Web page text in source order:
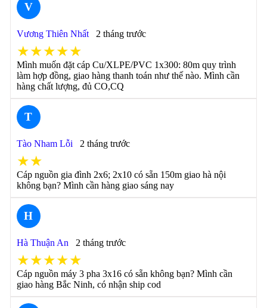
V
Vương Thiên Nhất 2 tháng trước
★★★★★
Mình muốn đặt cáp Cu/XLPE/PVC 1x300: 80m quy trình
làm hợp đồng, giao hàng thanh toán như thế nào. Mình cần
hàng chất lượng, đủ CO,CQ
T
Tào Nham Lỗi 2 tháng trước
★★
Cáp nguồn gia đình 2x6; 2x10 có sẵn 150m giao hà nội
không bạn? Mình cần hàng giao sáng nay
H
Hà Thuận An 2 tháng trước
★★★★★
Cáp nguồn máy 3 pha 3x16 có sẵn không bạn? Mình cần
giao hàng Bắc Ninh, có nhận ship cod